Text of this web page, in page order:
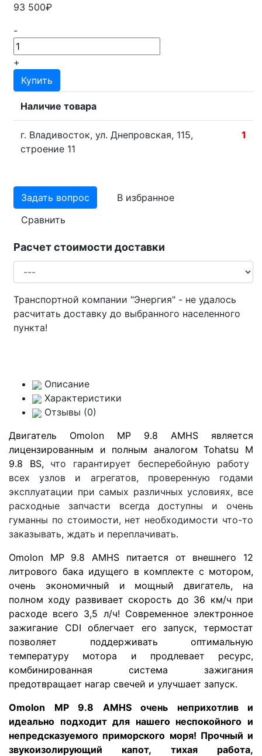
93 500₽
-
+
Купить
Наличие товара
г. Владивосток, ул. Днепровская, 115,
строение 11
1
Задать вопрос
В избранное
Сравнить
Расчет стоимости доставки
Транспортной компании "Энергия" - не удалось
расчитать доставку до выбранного населенного
пункта!
Описание
Характеристики
Отзывы (0)
Двигатель Omolon MP 9.8 AMHS
является
лицензированным и полным аналогомTohatsu
M
9.8 BS, что гарантирует бесперебойную работу
всех узлов и агрегатов, проверенную годами
эксплуатации при самых различных условиях, все
расходные запчасти всегда доступны и очень
гуманны по стоимости, нет необходимости что-то
заказывать, ждать и переплачивать.
Omolon
MP9.8AMHS
питается от внешнего 12
литрового бака идущего в комплекте с мотором,
очень экономичный и мощный двигатель, на
полном ходу развивает скорость до 36 км/ч при
расходе всего 3,5 л/ч! Современное электронное
зажигание CDI облегчает его запуск, термостат
позволяет поддерживать оптимальную
температуру мотора и продлевает ресурс,
комбинированная система зажигания
предотвращает нагар свечей и улучшает запуск.
Omolon
MP9.8 AMHS
очень неприхотлив и
идеально подходит для нашего неспокойного и
непредсказуемого приморского моря! Прочный и
звукоизолирующий капот, тихая работа,